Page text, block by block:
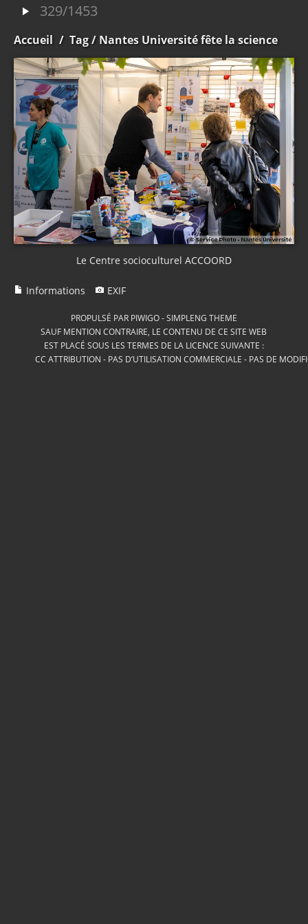
329/1453
Accueil / Tag/ Nantes Université fête la science
Le Centre socioculturel ACCOORD
Informations EXIF
PROPULSÉ PAR PIWIGO-SIMPLENG THEME
SAUF MENTION CONTRAIRE, LE CONTENU DE CE SITE WEB
EST PLACÉ SOUS LES TERMES DE LA LICENCE SUIVANTE :
CC ATTRIBUTION - PAS D’UTILISATION COMMERCIALE - PAS DE